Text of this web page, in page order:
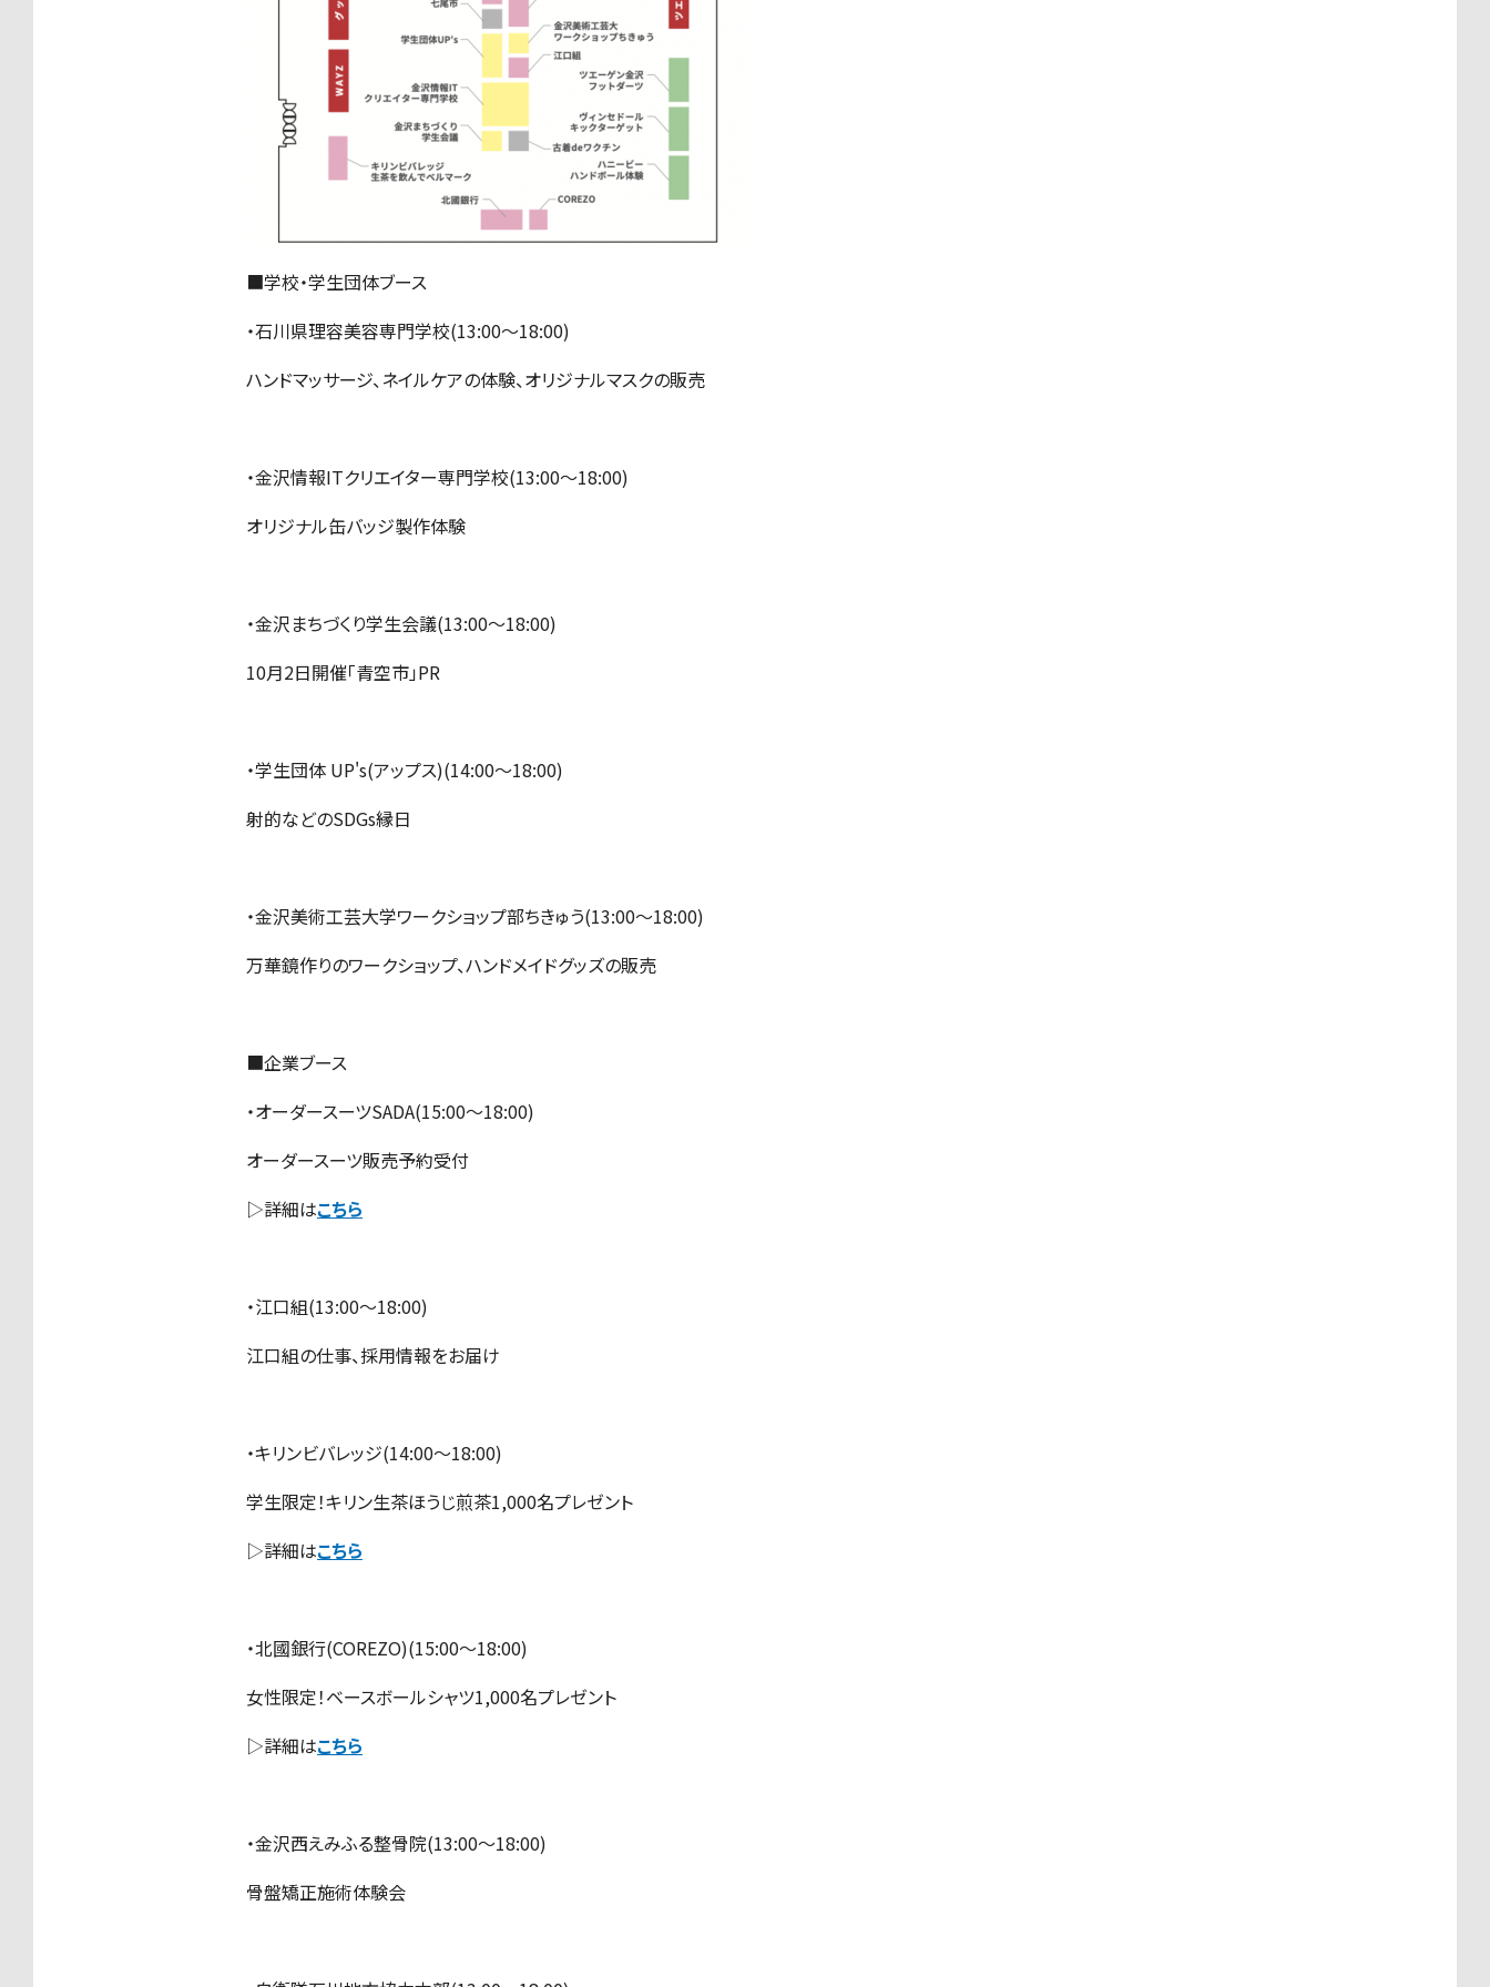
■学校・学生団体ブース
・石川県理容美容専門学校(13:00〜18:00)
ハンドマッサージ、ネイルケアの体験、オリジナルマスクの販売
・金沢情報ITクリエイター専門学校(13:00〜18:00)
オリジナル缶バッジ製作体験
・金沢まちづくり学生会議(13:00〜18:00)
10月2日開催「青空市」PR
・学生団体 UP's(アップス)(14:00〜18:00)
射的などのSDGs縁日
・金沢美術工芸大学ワークショップ部ちきゅう(13:00〜18:00)
万華鏡作りのワークショップ、ハンドメイドグッズの販売
■企業ブース
・オーダースーツSADA(15:00〜18:00)
オーダースーツ販売予約受付
▷詳細はこちら
・江口組(13:00〜18:00)
江口組の仕事、採用情報をお届け
・キリンビバレッジ(14:00〜18:00)
学生限定！キリン生茶ほうじ煎茶1,000名プレゼント
▷詳細はこちら
・北國銀行(COREZO)(15:00〜18:00)
女性限定！ベースボールシャツ1,000名プレゼント
▷詳細はこちら
・金沢西えみふる整骨院(13:00〜18:00)
骨盤矯正施術体験会